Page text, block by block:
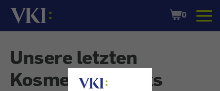
Startseite
Shopping
Cart
0
Kosmetik-
Check
Unsere letzten
Kosmetik-Checks